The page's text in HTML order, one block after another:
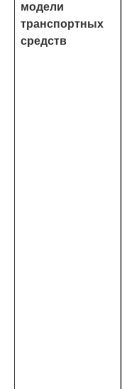
модели
транспортных
средств